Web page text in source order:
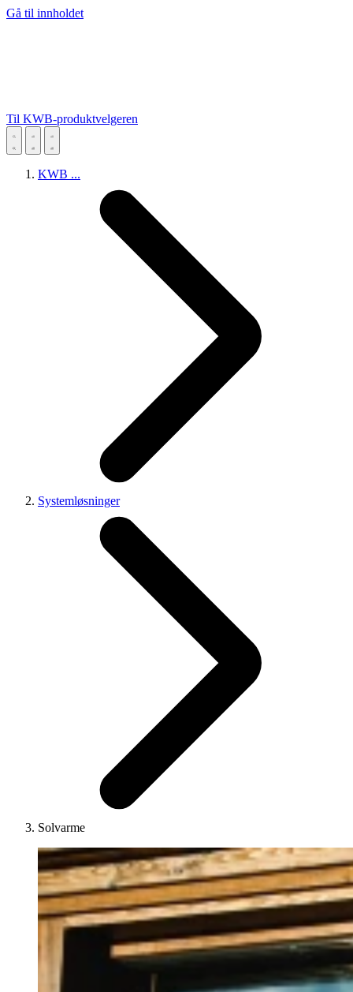
Gå til innholdet
Til KWB-produktvelgeren
KWB ...
Systemløsninger
Solvarme